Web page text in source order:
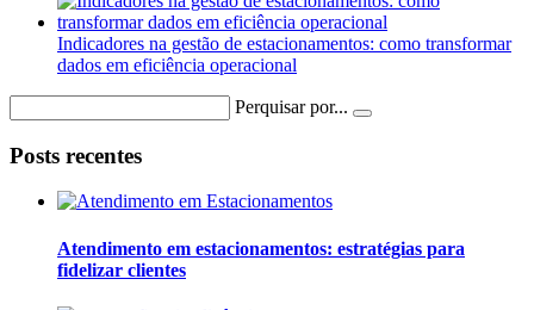
Indicadores na gestão de estacionamentos: como transformar
dados em eficiência operacional
Perquisar por...
Posts recentes
Atendimento em estacionamentos: estratégias para
fidelizar clientes